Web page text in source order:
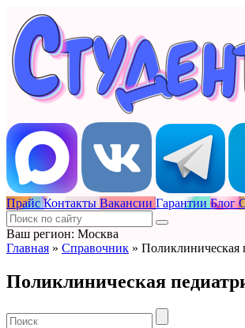
Прайс Контакты Вакансии Гарантии Блог
Ваш регион: Москва
Главная » Справочник » Поликлиническая
Поликлиническая